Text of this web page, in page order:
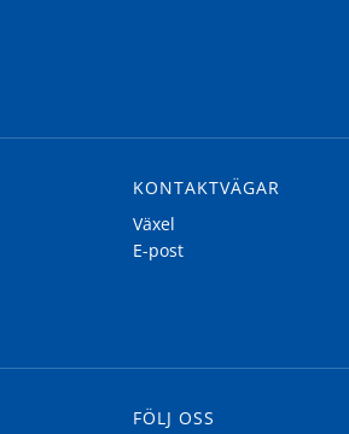
KONTAKTVÄGAR
Växel
E-post
FÖLJ OSS